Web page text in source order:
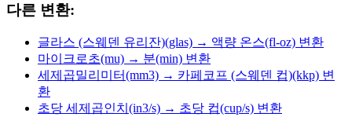
다른 변환:
글라스 (스웨덴 유리잔)(glas) → 액량 온스(fl-oz) 변환
마이크로초(mu) → 분(min) 변환
세제곱밀리미터(mm3) → 카페코프 (스웨덴 컵)(kkp) 변
환
초당 세제곱인치(in3/s) → 초당 컵(cup/s) 변환